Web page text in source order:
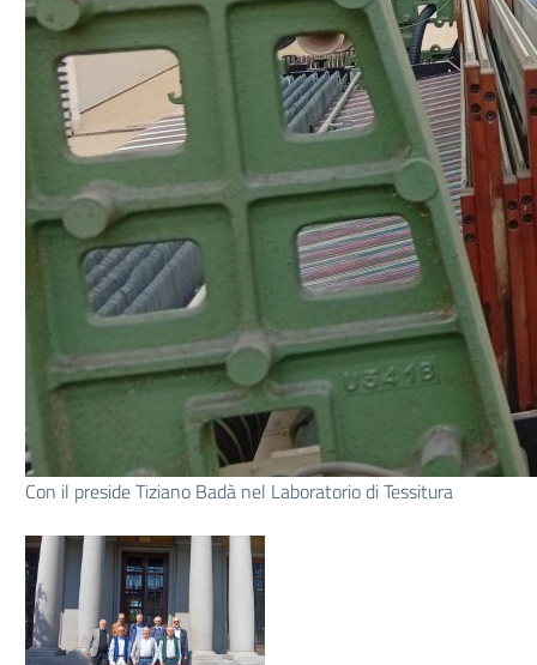
Con il preside Tiziano Badà nel Laboratorio di Tessitura